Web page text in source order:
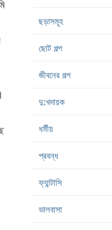
ছড়াসমূহ
ছোট গল্প
জীবনের গল্প
দু:খদায়ক
ধর্মীয়
প্রবন্ধ
ফ্যান্টাসি
ভালবাসা